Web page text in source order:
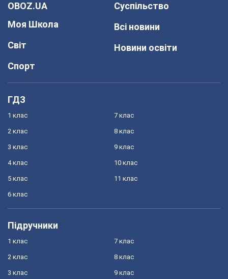
OBOZ.UA
Моя Школа
Світ
Спорт
Суспільство
Всі новини
Новини освіти
ГДЗ
1 клас
2 клас
3 клас
4 клас
5 клас
6 клас
7 клас
8 клас
9 клас
10 клас
11 клас
Підручники
1 клас
2 клас
3 клас
7 клас
8 клас
9 клас